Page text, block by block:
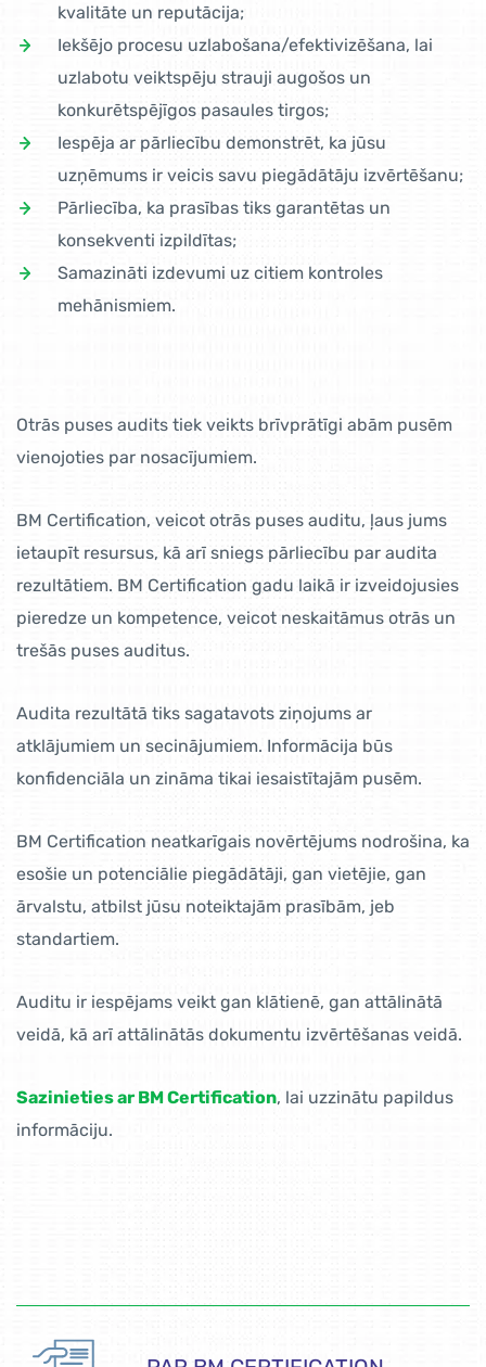
kvalitāte un reputācija;
Iekšējo procesu uzlabošana/efektivizēšana, lai
uzlabotu veiktspēju strauji augošos un
konkurētspējīgos pasaules tirgos;
Iespēja ar pārliecību demonstrēt, ka jūsu
uzņēmums ir veicis savu piegādātāju izvērtēšanu;
Pārliecība, ka prasības tiks garantētas un
konsekventi izpildītas;
Samazināti izdevumi uz citiem kontroles
mehānismiem.
Otrās puses audits tiek veikts brīvprātīgi abām pusēm
vienojoties par nosacījumiem.
BM Certification, veicot otrās puses auditu, ļaus jums
ietaupīt resursus, kā arī sniegs pārliecību par audita
rezultātiem. BM Certification gadu laikā ir izveidojusies
pieredze un kompetence, veicot neskaitāmus otrās un
trešās puses auditus.
Audita rezultātā tiks sagatavots ziņojums ar
atklājumiem un secinājumiem. Informācija būs
konfidenciāla un zināma tikai iesaistītajām pusēm.
BM Certification neatkarīgais novērtējums nodrošina, ka
esošie un potenciālie piegādātāji, gan vietējie, gan
ārvalstu, atbilst jūsu noteiktajām prasībām, jeb
standartiem.
Auditu ir iespējams veikt gan klātienē, gan attālinātā
veidā, kā arī attālinātās dokumentu izvērtēšanas veidā.
Sazinieties ar BM Certification, lai uzzinātu papildus
informāciju.